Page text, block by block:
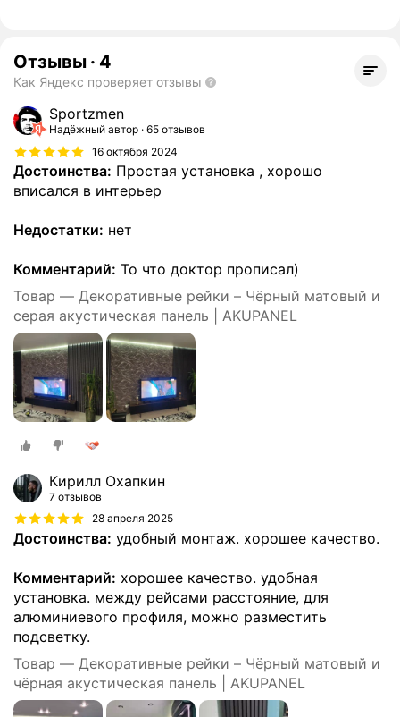
Отзывы · 4
Как Яндекс проверяет отзывы
Sportzmen
Надёжный автор 65 отзывов
16 октября 2024
Достоинства: Простая установка , хорошо
вписался в интерьер
Недостатки: нет
Комментарий: То что доктор прописал)
Товар — Декоративные рейки – Чёрный матовый и
серая акустическая панель | AKUPANEL
Кирилл Охапкин
7 отзывов
28 апреля 2025
Достоинства: удобный монтаж. хорошее качество.
Комментарий: хорошее качество. удобная
установка. между рейсами расстояние, для
алюминиевого профиля, можно разместить
подсветку.
Товар — Декоративные рейки – Чёрный матовый и
чёрная акустическая панель | AKUPANEL